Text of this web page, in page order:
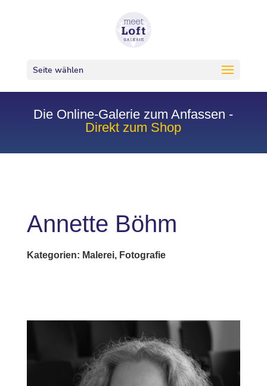
Seite wählen
Die Online-Galerie zum Anfassen -
Direkt zum Shop
Annette Böhm
Kategorien: Malerei, Fotografie